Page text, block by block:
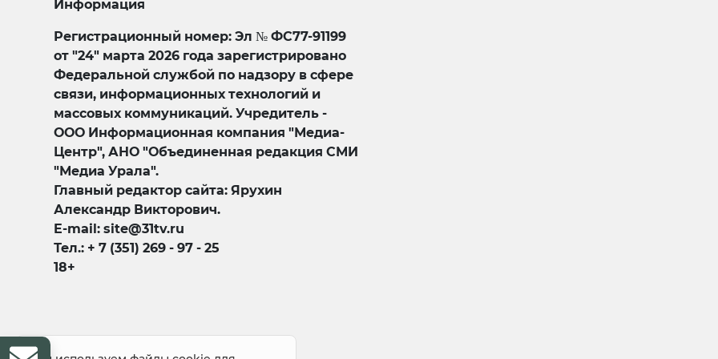
Информация
Регистрационный номер: Эл № ФС77-91199
от "24" марта 2026 года зарегистрировано
Федеральной службой по надзору в сфере
связи, информационных технологий и
массовых коммуникаций. Учредитель -
ООО Информационная компания "Медиа-
Центр", АНО "Объединенная редакция СМИ
"Медиа Урала".
Главный редактор сайта: Ярухин
Александр Викторович.
E-mail: site@31tv.ru
Тел.: + 7 (351) 269 - 97 - 25
18+